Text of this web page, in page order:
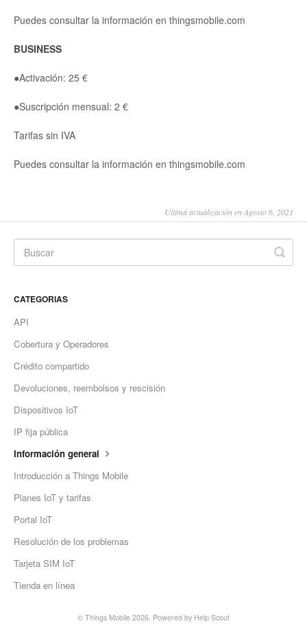
Puedes consultar la información en thingsmobile.com
BUSINESS
●Activación: 25 €
●Suscripción mensual: 2 €
Tarifas sin IVA
Puedes consultar la información en thingsmobile.com
Ultima actualización en Agosto 6, 2021
CATEGORIAS
API
Cobertura y Operadores
Crédito compartido
Devoluciones, reembolsos y rescisión
Dispositivos IoT
IP fija pública
Información general
Introducción a Things Mobile
Planes IoT y tarifas
Portal IoT
Resolución de los problemas
Tarjeta SIM IoT
Tienda en línea
© Things Mobile 2026. Powered by Help Scout